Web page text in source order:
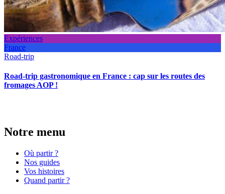
Expériences
France
Road-trip
Road-trip gastronomique en France : cap sur les routes des
fromages AOP !
Notre menu
Où partir ?
Nos guides
Vos histoires
Quand partir ?